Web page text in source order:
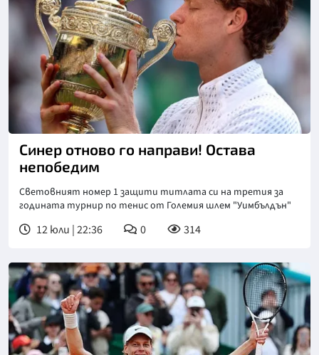
Снимка: БГНЕС
Синер отново го направи! Остава
непобедим
Световният номер 1 защити титлата си на третия за
годината турнир по тенис от Големия шлем "Уимбълдън"
12 юли | 22:36 0 314